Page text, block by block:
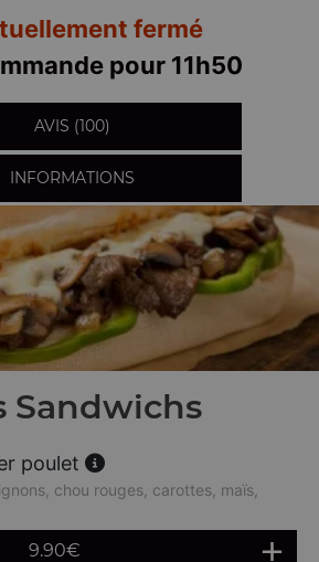
fermé
pour 11h50
AVIS (100)
INFORMATIONS
Sandwichs
poulet
chou rouges, carottes, maïs,
9.90€